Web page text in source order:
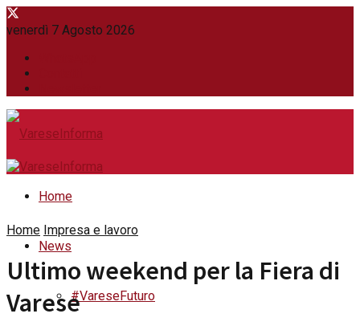
venerdì 7 Agosto 2026
Home
News
#VareseFuturo
Home Impresa e lavoro
Ultimo weekend per la Fiera di
Varese